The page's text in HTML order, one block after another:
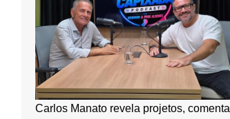
Carlos Manato revela projetos, comenta